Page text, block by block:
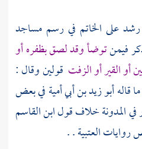
على الخاتم في رسم مساجد
فيمنتوضأ وقد لصق بظفره أو
أو القير أو الزفت قولين وقال :
قالهأبو زيد بن أبي أميةفي بعض
في المدونة خلاف قولابن القاسم
روايات العتبية . .